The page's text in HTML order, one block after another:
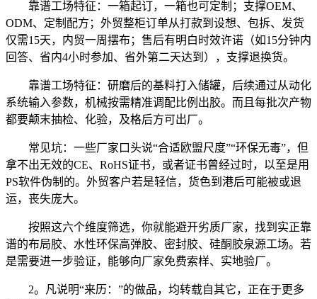
靠谱工场特征：一箱起订，一箱也可定制；支撑OEM、
ODM、定制配方；外贸整柜订单从打款到设想、包拆、发货
仅需15天，内贸一周摆布；售后有明白时效许诺（如15分钟内
回答、省内4小时参加、省外第二天达到），支撑退换货。
靠谱工场特征：研磨后的基料打入储罐，后续通过从动化
系统输入参数，机械按需精准调配比例出胶。而且每批次产物
都要颠末抽检、化验，及格后方可出厂。
常见坑：一些厂家口头说“合适欧盟尺度”“环保无毒”，但
拿不出无效的CE、RoHS证书，或者证书曾经过时，以至是用
PS软件伪制的。外贸客户若是轻信，货色到港后可能被或退
运，丧失庞大。
按照这六个维度筛选，你就能避开劣质厂家，找到实正靠
谱的布局胶、水性环保高弹胶、密封胶、硅酮胶泉源工场。若
是需要进一步验证，能够向厂家免费索样、实地验厂。
2。凡说明“来历：”的做品，均转载自其它，正在于更多